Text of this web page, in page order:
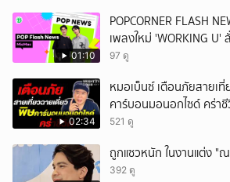
01:10
POPCORNER FLASH
เพลงใหม่ 'WORKING U'
ฟังได้ทุกสถานการณ์
97 ดู
02:34
หมอเบ็นซ์ เตือนภัยสายเ
คาร์บอนมอนอกไซด์ คร่า
วัดติดตัว
521 ดู
ถูกแซวหนัก ในงานแต่ง
392 ดู